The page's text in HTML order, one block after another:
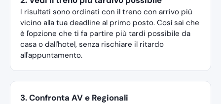
I risultati sono ordinati con il treno con arrivo più
vicino alla tua deadline al primo posto. Così sai che
è l'opzione che ti fa partire più tardi possibile da
casa o dall'hotel, senza rischiare il ritardo
all'appuntamento.
3. Confronta AV e Regionali